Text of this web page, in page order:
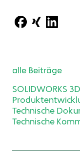
alle Beiträge
SOLIDWORKS
Technische
Technische